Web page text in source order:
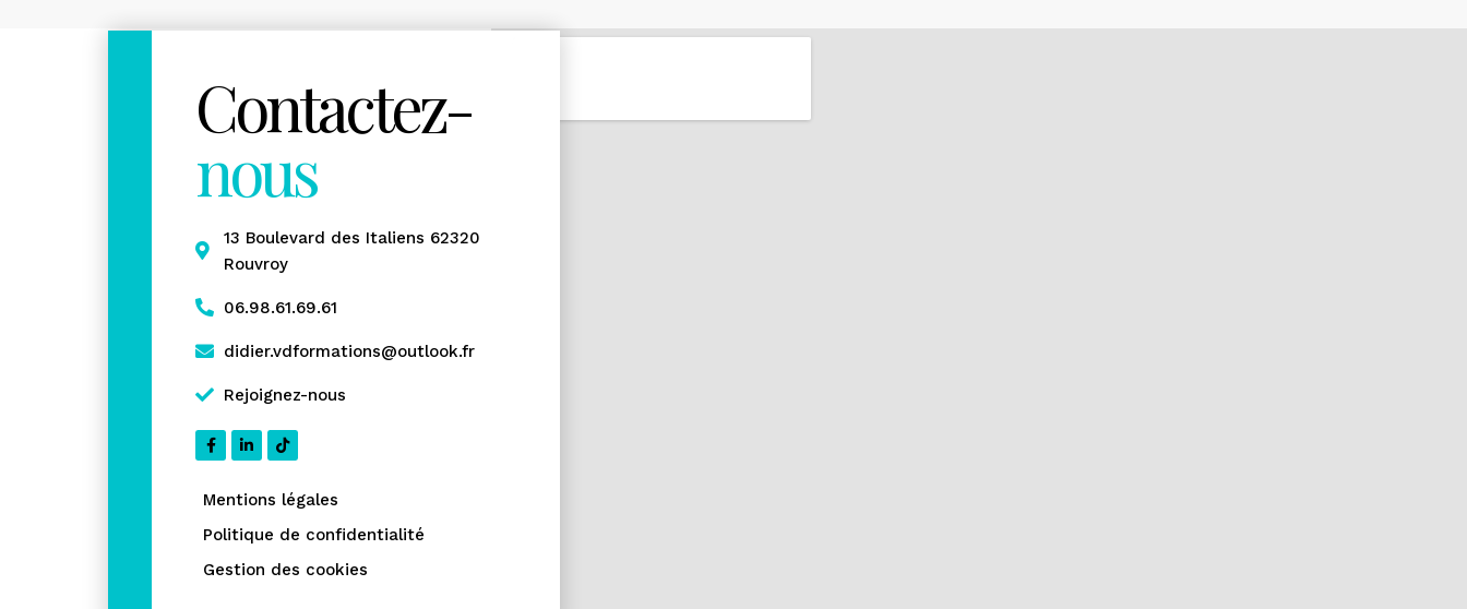
Contactez-
nous
13 Boulevard des Italiens 62320
Rouvroy
06.98.61.69.61
didier.vdformations@outlook.fr
Rejoignez-nous
Mentions légales
Politique de confidentialité
Gestion des cookies